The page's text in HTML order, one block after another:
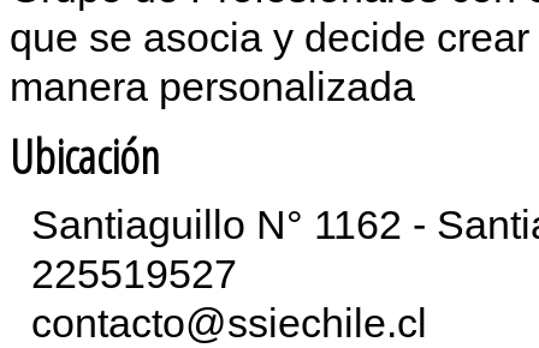
que se asocia y decide
manera personalizada
Ubicación
Santiaguillo N° 1162 -
225519527
contacto@ssiechile.cl